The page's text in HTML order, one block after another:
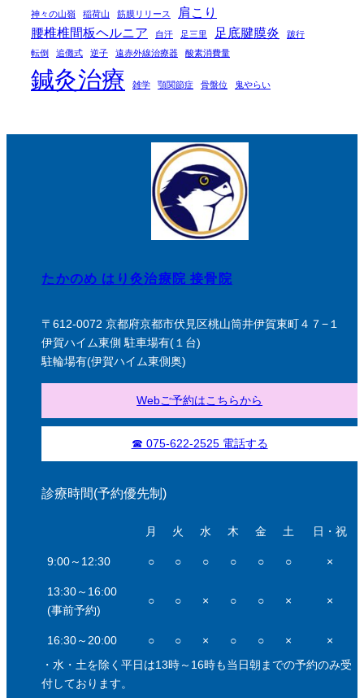
神々の山嶺 稲荷山 筋膜リリース
肩こり
腰椎椎間板ヘルニア
自汗 足三里 足底腱膜炎
跛行
転倒
追儺式 逆子 遠赤外線治療器 酸素消費量
鍼灸治療 雑学 顎関節症 骨盤位 鬼やらい
たかのめ はり灸治療院 接骨院
〒612-0072 京都府京都市伏見区桃山筒井伊賀東町４７−１
伊賀ハイム東側 駐車場有(１台)
駐輪場有(伊賀ハイム東側奥)
Webご予約はこちらから
☎ 075-622-2525 電話する
診療時間(予約優先制)
月 火 水 木 金 土 日・祝
9:00～12:30 ○ ○ ○ ○ ○ ○ ×
13:30～16:00
(事前予約)
○ ○ × ○ ○ × ×
16:30～20:00 ○ ○ × ○ ○ ×
×
・水・土を除く平日は13時～16時も当日朝までの予約のみ受
付しております。